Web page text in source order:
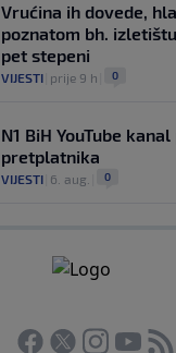
Vrućina ih dovede,
poznatom bh.
pet stepeni
VIJESTI prije 9 h 0
N1 BiH YouTube
pretplatnika
VIJESTI 6. aug. 0